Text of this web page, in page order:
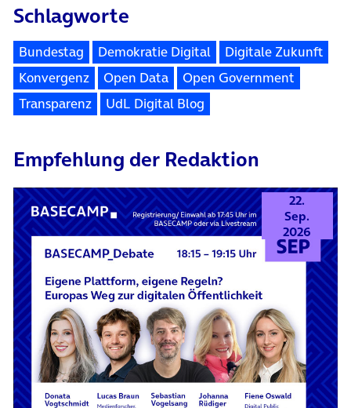
Schlagworte
Bundestag Demokratie Digital
Digitale Zukunft
Konvergenz
Open Data
Open Government
Transparenz
UdL Digital Blog
Empfehlung der Redaktion
22.
Sep.
2026